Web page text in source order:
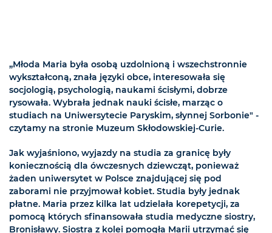
„Młoda Maria była osobą uzdolnioną i wszechstronnie
wykształconą, znała języki obce, interesowała się
socjologią, psychologią, naukami ścisłymi, dobrze
rysowała. Wybrała jednak nauki ścisłe, marząc o
studiach na Uniwersytecie Paryskim, słynnej Sorbonie" -
czytamy na stronie Muzeum Skłodowskiej-Curie.
Jak wyjaśniono, wyjazdy na studia za granicę były
koniecznością dla ówczesnych dziewcząt, ponieważ
żaden uniwersytet w Polsce znajdującej się pod
zaborami nie przyjmował kobiet. Studia były jednak
płatne. Maria przez kilka lat udzielała korepetycji, za
pomocą których sfinansowała studia medyczne siostry,
Bronisławy. Siostra z kolei pomogła Marii utrzymać się